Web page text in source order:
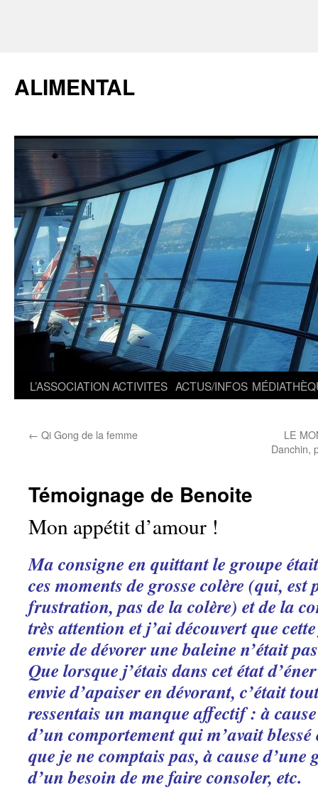
ALIMENTAL
L’ASSOCIATION ACTIVITES ACTUS/INFOS
← Qi Gong de la femme
LE
Danchin,
Témoignage de Benoite
Mon appétit d’amour !
Ma consigne en quittant le groupe
ces moments de grosse colère (qui,
frustration, pas de la colère) et de la
très attention et j’ai découvert que
envie de dévorer une baleine n’était
Que lorsque j’étais dans cet état
envie d’apaiser en dévorant, c’était
ressentais un manque affectif : à
d’un comportement qui m’avait
que je ne comptais pas, à cause d’une
d’un besoin de me faire consoler, etc.